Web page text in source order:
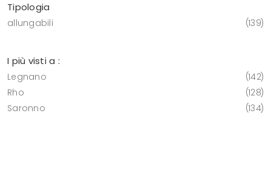
Tipologia
allungabili 139
I più visti a :
Legnano
142
Rho
128
Saronno
134